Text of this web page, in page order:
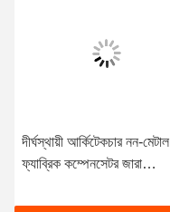
দীর্ঘস্থায়ী আর্কিটেকচার নন-মেটাল
ফ্যাব্রিক কম্পেনসেটর জারা
ধরে পরিষেবা জীবন